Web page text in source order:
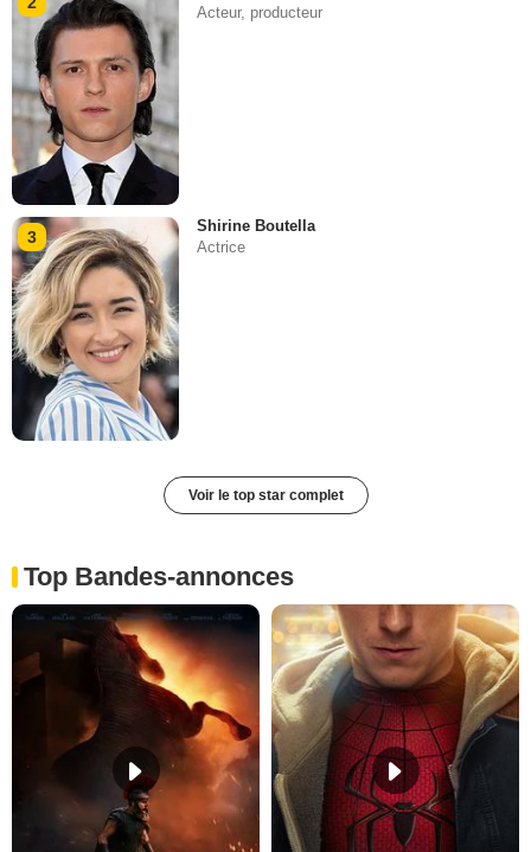
Acteur, producteur
3
Shirine Boutella
Actrice
Voir le top star complet
Top Bandes-annonces